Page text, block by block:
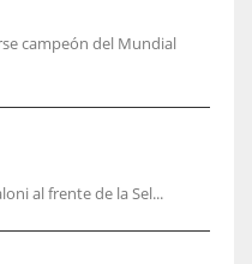
campeón del Mundial
al frente de la Sel...